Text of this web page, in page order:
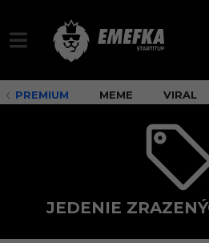
PREMIUM MEME VIRAL
JEDENIE